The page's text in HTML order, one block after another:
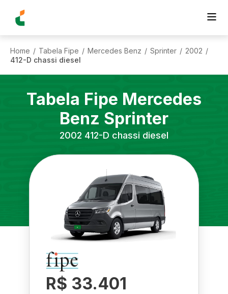
Home / Tabela Fipe / Mercedes Benz / Sprinter / 2002 /
412-D chassi diesel
Tabela Fipe Mercedes
Benz Sprinter
2002 412-D chassi diesel
R$ 33.401